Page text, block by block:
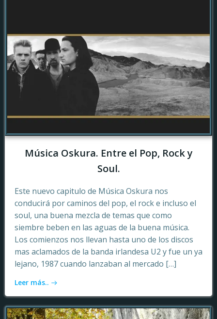
Música Oskura. Entre el Pop, Rock y
Soul.
Este nuevo capitulo de Música Oskura nos
conducirá por caminos del pop, el rock e incluso el
soul, una buena mezcla de temas que como
siembre beben en las aguas de la buena música.
Los comienzos nos llevan hasta uno de los discos
mas aclamados de la banda irlandesa U2 y fue un ya
lejano, 1987 cuando lanzaban al mercado […]
Leer más..